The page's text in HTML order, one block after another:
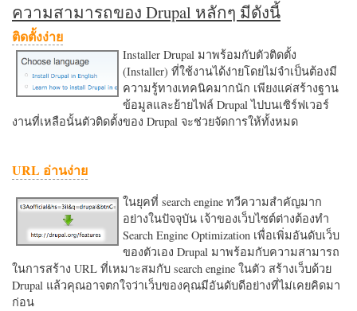
ความสามารถของ Drupal หลักๆ มีดังนี้
ติดตั้งง่าย
Installer Drupal มาพร้อมกับตัวติดตั้ง
(Installer) ที่ใช้งานได้ง่ายโดยไม่จำเป็นต้องมี
ความรู้ทางเทคนิคมากนัก เพียงแค่สร้างฐาน
ข้อมูลและย้ายไฟล์ Drupal ไปบนเซิร์ฟเวอร์
งานที่เหลือนั้นตัวติดตั้งของ Drupal จะช่วยจัดการให้ทั้งหมด
URL อ่านง่าย
ในยุคที่ search engine ทวีความสำคัญมาก
อย่างในปัจจุบัน เจ้าของเว็บไซต์ต่างต้องทำ
Search Engine Optimization เพื่อเพิ่มอันดับเว็บ
ของตัวเอง Drupal มาพร้อมกับความสามารถ
ในการสร้าง URL ที่เหมาะสมกับ search engine ในตัว สร้างเว็บด้วย
Drupal แล้วคุณอาจตกใจว่าเว็บของคุณมีอันดับดีอย่างที่ไม่เคยคิดมา
ก่อน